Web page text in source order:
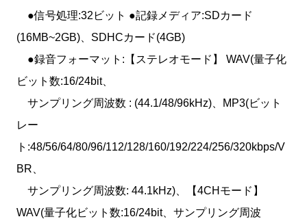
●信号処理:32ビット ●記録メディア:SDカード
(16MB~2GB)、SDHCカード(4GB)
●録音フォーマット:【ステレオモード】 WAV(量子化
ビット数:16/24bit、
サンプリング周波数 : (44.1/48/96kHz)、MP3(ビット
レー
ト:48/56/64/80/96/112/128/160/192/224/256/320kbps/V
BR、
サンプリング周波数: 44.1kHz)、【4CHモード】
WAV(量子化ビット数:16/24bit、サンプリング周波